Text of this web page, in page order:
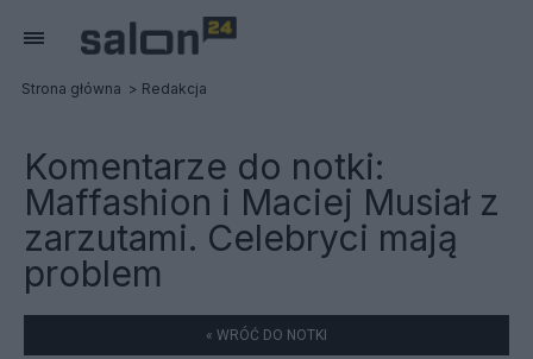
Strona główna Redakcja
Komentarze do notki:
Maffashion i Maciej Musiał z
zarzutami. Celebryci mają
problem
« WRÓĆ DO NOTKI